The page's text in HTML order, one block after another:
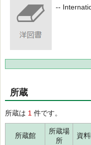
--
所蔵
所蔵は 1 件です。
所蔵館
所蔵場
所
資